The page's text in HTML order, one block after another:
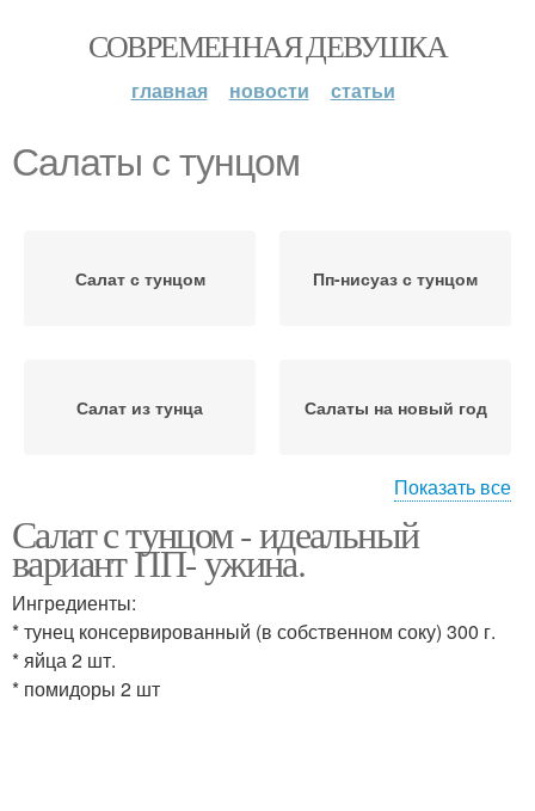
СОВРЕМЕННАЯ ДЕВУШКА
главная новости статьи
Салаты с тунцом
Салат с тунцом Пп-нисуаз с тунцом
Салат из тунца Салаты на новый год
Диетические салаты
Салаты для
новогоднего стола
Чудо-салат с тунцом
Показать все
Салат с тунцом - идеальный
вариант ПП- ужина.
Ингредиенты:
* тунец консервированный (в собственном соку) 300 г.
* яйца 2 шт.
* помидоры 2 шт